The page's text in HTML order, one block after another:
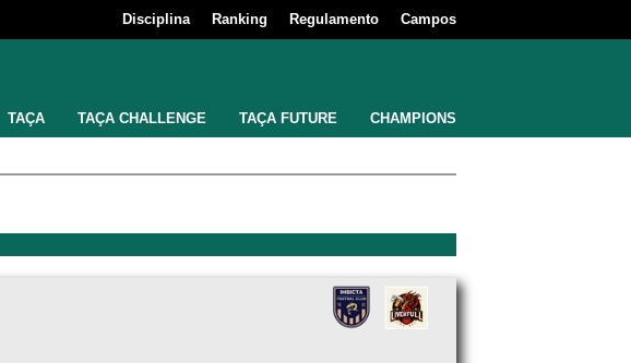
Disciplina Ranking Regulamento Campos
TAÇA TAÇA CHALLENGE TAÇA FUTURE CHAMPIONS